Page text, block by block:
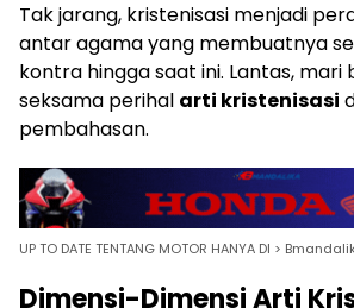
Tak jarang, kristenisasi menjadi
antar agama yang membuatnya
kontra hingga saat ini. Lantas, mari
seksama perihal arti kristenisasi
pembahasan.
UP TO DATE TENTANG MOTOR HANYA DI >
Dimensi-Dimensi Arti